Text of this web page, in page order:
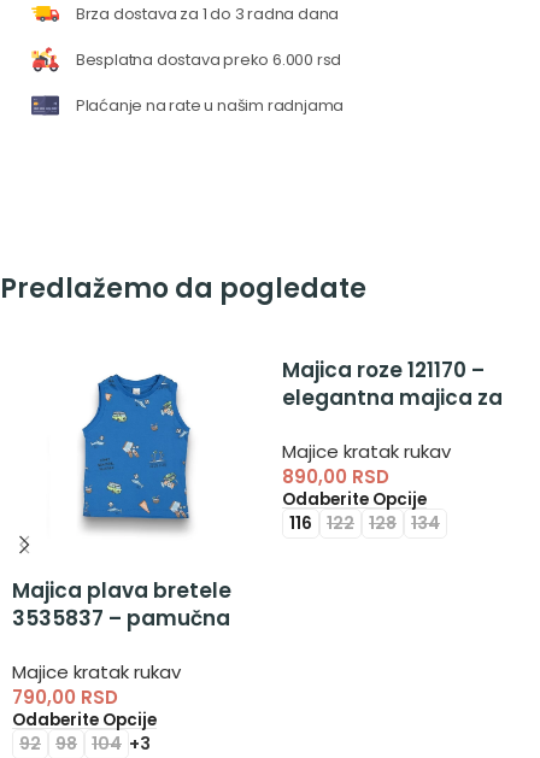
Brza dostava za 1 do 3 radna dana
Besplatna dostava preko 6.000 rsd
Plaćanje na rate u našim radnjama
Predlažemo da pogledate
Majica plava bretele
3535837 – pamučna
Majice kratak rukav
790,00 RSD
Odaberite Opcije
92 98 104 +3
Majica roze 121170 –
elegantna majica za
Majice kratak rukav
890,00 RSD
Odaberite Opcije
116 122 128 134